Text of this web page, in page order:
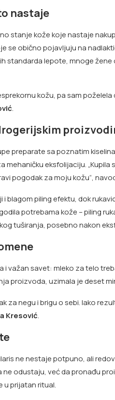
nastaje
stanje kože koje nastaje
se obično pojavljuju na
standarda lepote, mnoge
kožu, pa sam
.
preparate sa poznatim
eksfolijaciju. „Kupila
pogodak za moju kožu“,
blagom piling efektu, dok
potrebama kože – piling
tuširanja, posebno nakon
i važan savet: mleko za telo
proizvoda, uzimala je deset
za negu i brigu o sebi. Iako
Kresović.
ne nestaje potpuno, ali
ne odustaju, već da pronađu
u prijatan ritual.